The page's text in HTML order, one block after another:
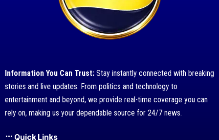
Information You Can Trust: Stay instantly connected with breaking
stories and live updates. From politics and technology to
entertainment and beyond, we provide real-time coverage you can
rely on, making us your dependable source for 24/7 news.
Quick Links